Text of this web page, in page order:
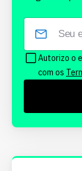
Autorizo o
com os